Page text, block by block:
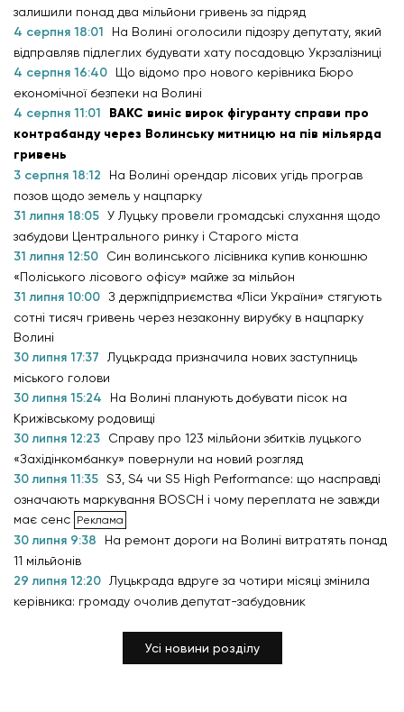
залишили понад два мільйони гривень за підряд
4 серпня 18:01
На Волині оголосили підозру депутату, який
відправляв підлеглих будувати хату посадовцю Укрзалізниці
4 серпня 16:40
Що відомо про нового керівника Бюро
економічної безпеки на Волині
4 серпня 11:01
ВАКС виніс вирок фігуранту справи про
контрабанду через Волинську митницю на пів мільярда
гривень
3 серпня 18:12
На Волині орендар лісових угідь програв
позов щодо земель у нацпарку
31 липня 18:05 У Луцьку провели громадські слухання щодо
забудови Центрального ринку і Старого міста
31 липня 12:50
Син волинського лісівника купив конюшню
«Поліського лісового офісу» майже за мільйон
31 липня 10:00 З держпідприємства «Ліси України» стягують
сотні тисяч гривень через незаконну вирубку в нацпарку
Волині
30 липня 17:37
Луцькрада призначила нових заступниць
міського голови
30 липня 15:24
На Волині планують добувати пісок на
Крижівському родовищі
30 липня 12:23
Справу про 123 мільйони збитків луцького
«Західінкомбанку» повернули на новий розгляд
30 липня 11:35 S3, S4 чи S5 High Performance: що насправді
означають маркування BOSCH і чому переплата не завжди
має сенс
30 липня 9:38
На ремонт дороги на Волині витратять понад
11 мільйонів
29 липня 12:20
Луцькрада вдруге за чотири місяці змінила
керівника: громаду очолив депутат-забудовник
Усі новини розділу